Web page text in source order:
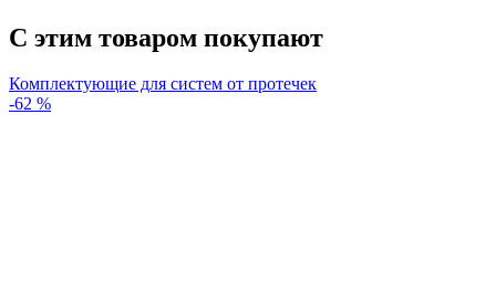
С этим товаром покупают
Комплектующие для систем от протечек
-62 %